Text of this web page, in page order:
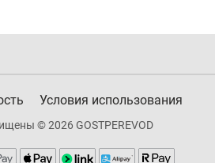
Условия использования
© 2026 GOSTPEREVOD